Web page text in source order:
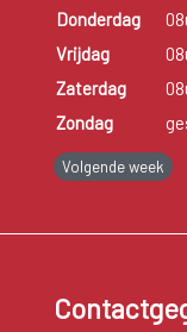
Donderdag
Vrijdag
Zaterdag
Zondag
Volgende week